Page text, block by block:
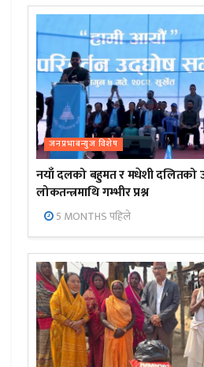
जनप्रभाबन्युज विशेष
नयाँ दलको बहुमत र मधेशी दलितको
लोकतन्त्रमाथि गम्भीर प्रश्न
5 MONTHS पहिले